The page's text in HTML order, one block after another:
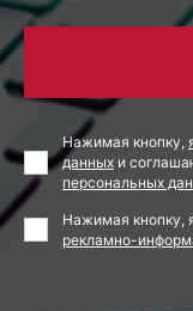
Нажимая кнопку,
данных и
персональных
Нажимая кнопку,
рекламно-